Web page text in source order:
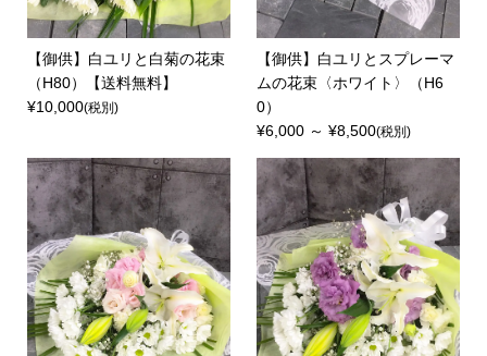
【御供】白ユリと白菊の花束
（H80）【送料無料】
¥10,000(税別)
【御供】白ユリとスプレーマ
ムの花束〈ホワイト〉（H6
0）
¥6,000 ～ ¥8,500(税別)